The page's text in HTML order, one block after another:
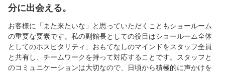
分に出会える。
お客様に「また来たいな」と思っていただくこともショールーム
の重要な要素です。私の副館長としての役目はショールーム全体
としてのホスピタリティ、おもてなしのマインドをスタッフ全員
と共有し、チームワークを持って対応することです。スタッフと
のコミュニケーションは大切なので、日頃から積極的に声かけを